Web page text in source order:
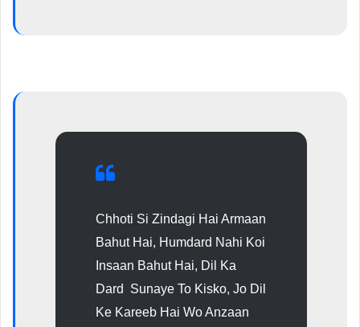
Chhoti Si Zindagi Hai Armaan
Bahut Hai, Humdard Nahi Koi
Insaan Bahut Hai, Dil Ka
Dard Sunaye To Kisko, Jo Dil
Ke Kareeb Hai Wo Anzaan